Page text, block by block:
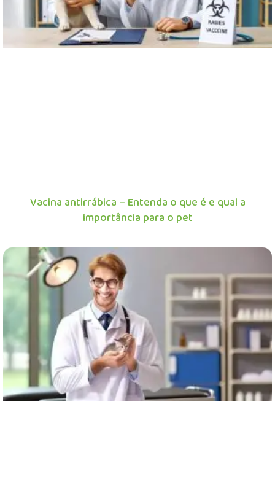
Vacina antirrábica – Entenda o que é e qual a
importância para o pet